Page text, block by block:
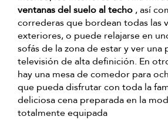
ventanas del suelo al techo , así
correderas que bordean todas las
exteriores, o puede relajarse en
sofás de la zona de estar y ver una
televisión de alta definición. En
hay una mesa de comedor para
que pueda disfrutar con toda la
deliciosa cena preparada en la
totalmente equipada